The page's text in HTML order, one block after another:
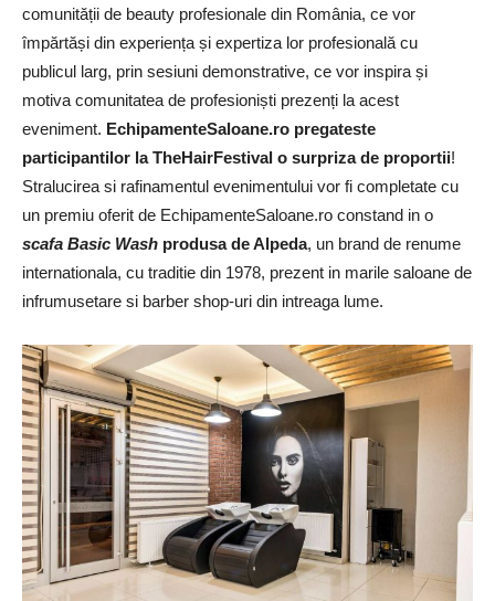
comunității de beauty profesionale din România, ce vor
împărtăși din experiența și expertiza lor profesională cu
publicul larg, prin sesiuni demonstrative, ce vor inspira și
motiva comunitatea de profesioniști prezenți la acest
eveniment. EchipamenteSaloane.ro pregateste
participantilor la TheHairFestival o surpriza de proportii!
Stralucirea si rafinamentul evenimentului vor fi completate cu
un premiu oferit de EchipamenteSaloane.ro constand in o
scafa Basic Wash produsa de Alpeda, un brand de renume
internationala, cu traditie din 1978, prezent in marile saloane de
infrumusetare si barber shop-uri din intreaga lume.